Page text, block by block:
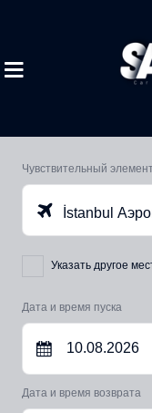
Чувствительный
İstanbul
Указать другое
Дата и время пуска
Дата и время возврата